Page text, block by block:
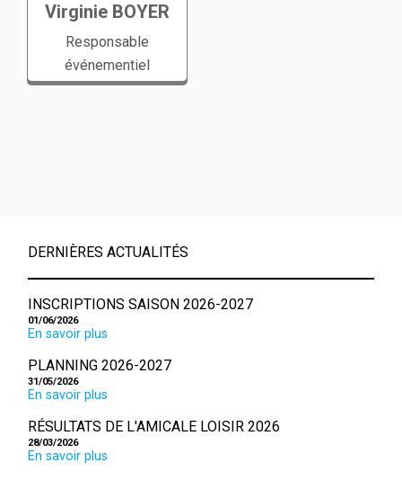
Virginie BOYER
Responsable
événementiel
DERNIÈRES ACTUALITÉS
INSCRIPTIONS SAISON 2026-2027
01/06/2026
En savoir plus
PLANNING 2026-2027
31/05/2026
En savoir plus
RÉSULTATS DE L'AMICALE LOISIR 2026
28/03/2026
En savoir plus